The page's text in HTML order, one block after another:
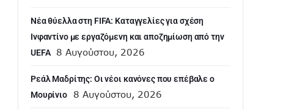
Νέα θύελλα στη FIFA: Καταγγελίες για σχέση
Ινφαντίνο με εργαζόμενη και αποζημίωση από την
UEFA
8 Αυγούστου, 2026
Ρεάλ Μαδρίτης: Οι νέοι κανόνες που επέβαλε ο
Μουρίνιο
8 Αυγούστου, 2026